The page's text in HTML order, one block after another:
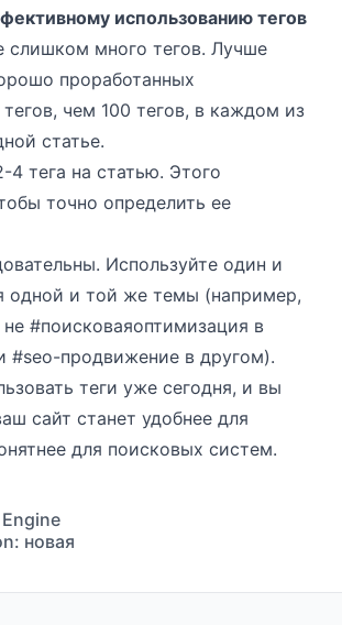
использованию тегов
слишком много тегов. Лучше
проработанных
чем 100 тегов, в каждом из
статье.
4 тега на статью. Этого
точно определить ее
Используйте один и
одной и той же темы (например,
не #поисковаяоптимизация в
#seo-продвижение в другом).
теги уже сегодня, и вы
сайт станет удобнее для
для поисковых систем.
новая